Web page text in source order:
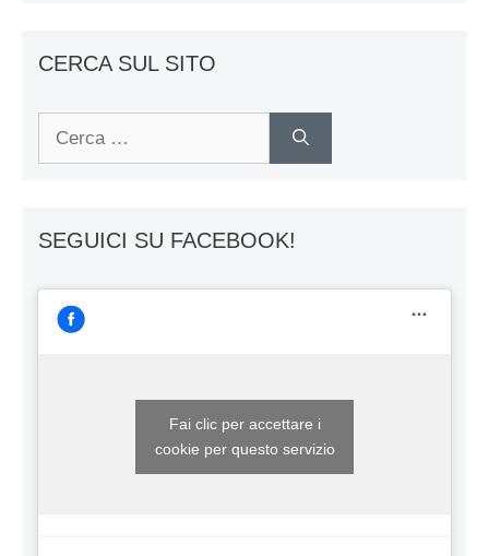
CERCA SUL SITO
SEGUICI SU FACEBOOK!
Fai clic per accettare i
cookie per questo servizio